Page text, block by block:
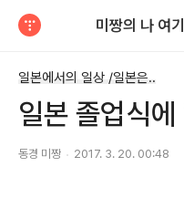
일본에서의 일상 /일본은..
일본 졸업식에
동경 미짱 2017. 3. 20. 00:48